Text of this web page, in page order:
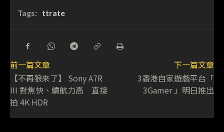
Tags: ttrate
前一篇文章
【不再狼來了】 Sony A7R
III 對焦快、續航力高 直接
拍 4K HDR
下一篇文章
3香港自家遊戲平台「
3Gamer 」明日推出